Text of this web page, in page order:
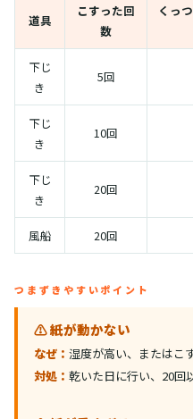
道具
こすった回
数
くっ
下じ
き
5回
下じ
き
10回
下じ
き
20回
風船 20回
つまずきやすいポイント
⚠️ 紙が動かない
なぜ： 湿度が高い、またはこ
対処： 乾いた日に行い、20回